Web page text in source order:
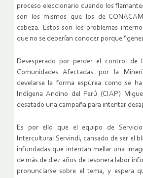
proceso eleccionario cuando los
son los mismos que los de
cabeza. Estos son los problemas
que no se deberían conocer porque
Desesperado por perder el control de
Comunidades Afectadas por la
develarse la forma espúrea como se
Indígena Andino del Perú (CIAP)
desatado una campaña para intentar
Es por ello que el equipo de
Intercultural Servindi, cansado de ser el
infundadas que intentan mellar una
de más de diez años de tesonera labor
pronunciarse sobre el tema, y espera